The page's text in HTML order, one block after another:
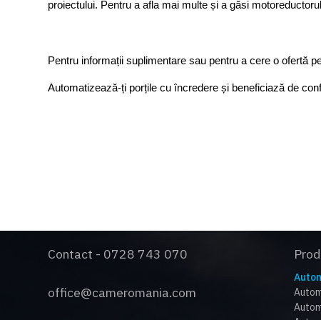
proiectului. Pentru a afla mai multe și a găsi
Pentru informații suplimentare sau pentru a cere o ofertă
Automatizează-ți porțile cu încredere și beneficiază de
Contact - 0728 743 070
office@cameromania.com